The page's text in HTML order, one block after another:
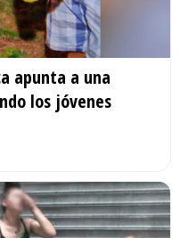
apunta a una
los jóvenes